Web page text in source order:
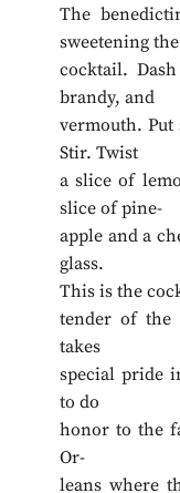
The
sweetening the
cocktail.
brandy, and
vermouth. Put
Stir. Twist
a slice of
slice of pine-
apple and a
glass.
This is the
tender of the
takes
special pride
to do
honor to the
Or-
leans where